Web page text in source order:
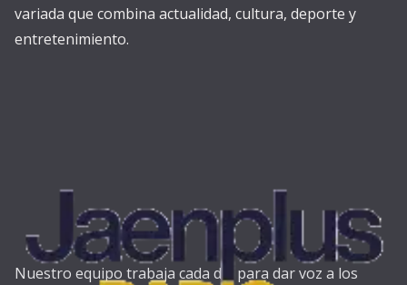
variada que combina actualidad, cultura, deporte y
entretenimiento.
Nuestro equipo trabaja cada día para dar voz a los